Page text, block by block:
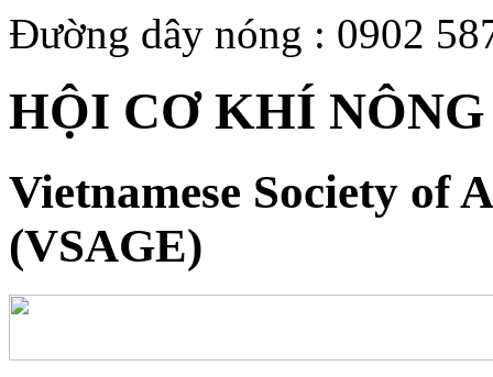
Đường dây nóng : 0902
HỘI CƠ KHÍ
Vietnamese Society of
(VSAGE)